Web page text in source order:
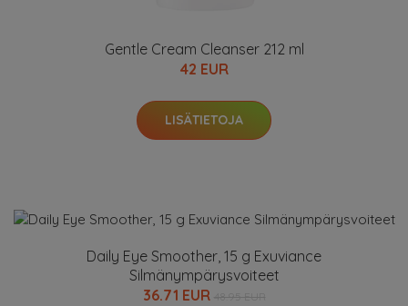
Gentle Cream Cleanser 212 ml
42 EUR
LISÄTIETOJA
Daily Eye Smoother, 15 g Exuviance
Silmänympärysvoiteet
36.71 EUR